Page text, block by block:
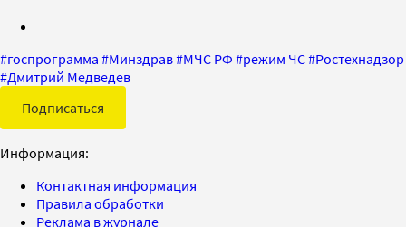
#госпрограмма #Минздрав#МЧС РФ #режим ЧС#Ростехнадзор
#Дмитрий Медведев
Подписаться
Информация:
Контактная информация
Правила обработки
Реклама в журнале